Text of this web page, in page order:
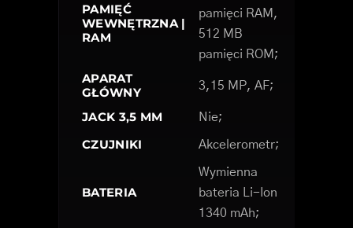
PAMIĘĆ
WEWNĘTRZNA |
RAM
pamięci RAM,
512 MB
pamięci ROM;
APARAT
GŁÓWNY
3,15 MP, AF;
JACK 3,5 MM Nie;
CZUJNIKI Akcelerometr;
BATERIA
Wymienna
bateria Li-Ion
1340 mAh;